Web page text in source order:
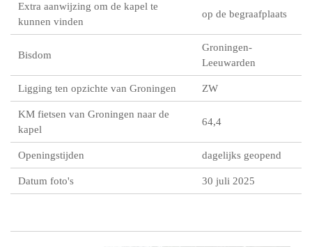
Extra aanwijzing om de kapel te
kunnen vinden
op de begraafplaats
Bisdom
Groningen-
Leeuwarden
Ligging ten opzichte van Groningen ZW
KM fietsen van Groningen naar de
kapel
64,4
Openingstijden dagelijks geopend
Datum foto's 30 juli 2025